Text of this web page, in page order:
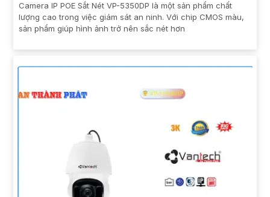
Camera IP POE Sắt Nét VP-5350DP là một sản phẩm chất
lượng cao trong việc giám sát an ninh. Với chip CMOS màu,
sản phẩm giúp hình ảnh trở nên sắc nét hơn